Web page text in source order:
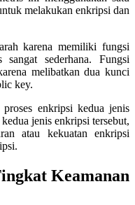
melakukan enkripsi dan
karena memiliki fungsi
sangat sederhana. Fungsi
melibatkan dua kunci
key.
enkripsi kedua jenis
jenis enkripsi tersebut,
atau kekuatan enkripsi
Keamanan